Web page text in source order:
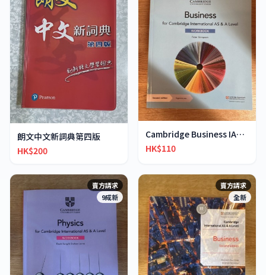
朗文中文新詞典第四版
HK$200
Cambridge Business IAS & IA-Level workbook
HK$110
賣方請求
9成新
賣方請求
全新